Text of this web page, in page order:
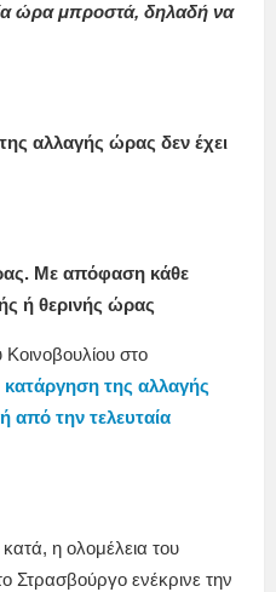
ώρα μπροστά, δηλαδή να
αλλαγής ώρας δεν έχει
Με απόφαση κάθε
ή θερινής ώρας
στο
κατάργηση της αλλαγής
από την τελευταία
η ολομέλεια του
Στρασβούργο ενέκρινε την